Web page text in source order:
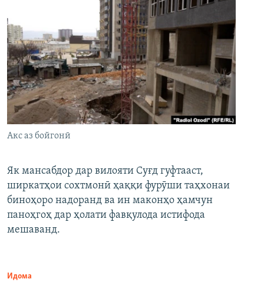
Акс аз бойгонӣ
Як мансабдор дар вилояти Суғд гуфтааст,
ширкатҳои сохтмонӣ ҳаққи фурӯши таҳхонаи
биноҳоро надоранд ва ин маконҳо ҳамчун
паноҳгоҳ дар ҳолати фавқулода истифода
мешаванд.
Идома